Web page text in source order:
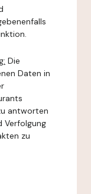
Die
Daten in
antworten
Verfolgung
zu